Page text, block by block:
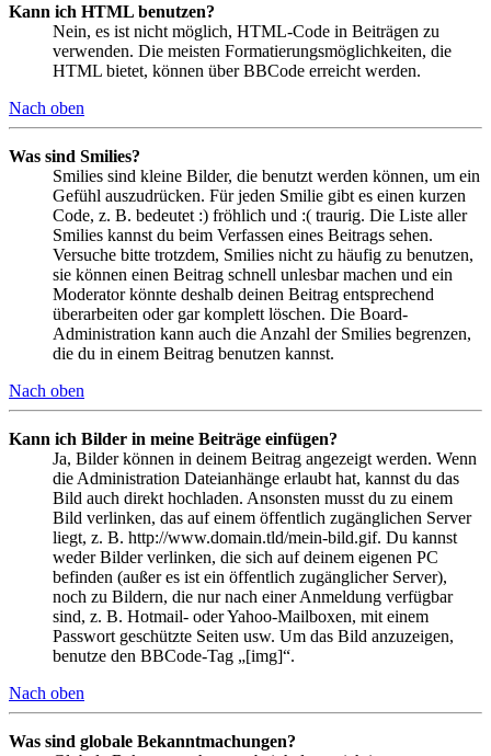
Kann ich HTML benutzen?
Nein, es ist nicht möglich, HTML-Code in Beiträgen zu
verwenden. Die meisten Formatierungsmöglichkeiten, die
HTML bietet, können über BBCode erreicht werden.
Nach oben
Was sind Smilies?
Smilies sind kleine Bilder, die benutzt werden können, um ein
Gefühl auszudrücken. Für jeden Smilie gibt es einen kurzen
Code, z. B. bedeutet :) fröhlich und :( traurig. Die Liste aller
Smilies kannst du beim Verfassen eines Beitrags sehen.
Versuche bitte trotzdem, Smilies nicht zu häufig zu benutzen,
sie können einen Beitrag schnell unlesbar machen und ein
Moderator könnte deshalb deinen Beitrag entsprechend
überarbeiten oder gar komplett löschen. Die Board-
Administration kann auch die Anzahl der Smilies begrenzen,
die du in einem Beitrag benutzen kannst.
Nach oben
Kann ich Bilder in meine Beiträge einfügen?
Ja, Bilder können in deinem Beitrag angezeigt werden. Wenn
die Administration Dateianhänge erlaubt hat, kannst du das
Bild auch direkt hochladen. Ansonsten musst du zu einem
Bild verlinken, das auf einem öffentlich zugänglichen Server
liegt, z. B. http://www.domain.tld/mein-bild.gif. Du kannst
weder Bilder verlinken, die sich auf deinem eigenen PC
befinden (außer es ist ein öffentlich zugänglicher Server),
noch zu Bildern, die nur nach einer Anmeldung verfügbar
sind, z. B. Hotmail- oder Yahoo-Mailboxen, mit einem
Passwort geschützte Seiten usw. Um das Bild anzuzeigen,
benutze den BBCode-Tag „[img]“.
Nach oben
Was sind globale Bekanntmachungen?